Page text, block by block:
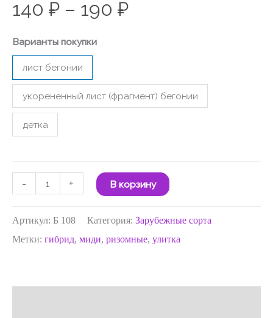
140 ₽ – 190 ₽
Варианты покупки
лист бегонии
укорененный лист (фрагмент) бегонии
детка
- + В корзину
Артикул: Б 108 Категория: Зарубежные сорта
Метки: гибрид, миди, ризомные, улитка